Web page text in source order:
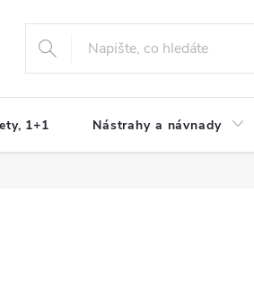
1+1 Nástrahy a návnady